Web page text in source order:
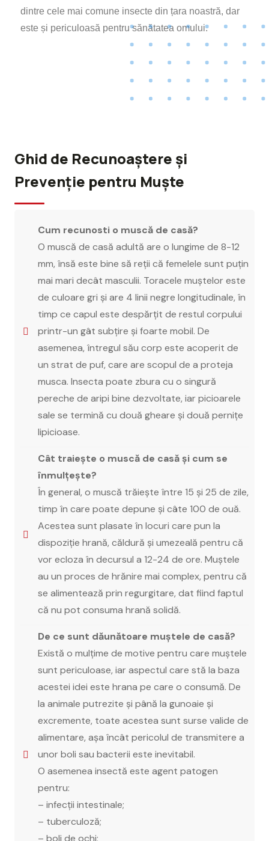
dintre cele mai comune insecte din țara noastră, dar
este și periculoasă pentru sănătatea omului.
Ghid de Recunoaștere și
Prevenție pentru Muște
Cum recunosti o muscă de casă?
O muscă de casă adultă are o lungime de 8-12
mm, însă este bine să reții că femelele sunt puțin
mai mari decât masculii. Toracele muștelor este
de culoare gri și are 4 linii negre longitudinale, în
timp ce capul este despărțit de restul corpului
printr-un gât subțire și foarte mobil. De
asemenea, întregul său corp este acoperit de
un strat de puf, care are scopul de a proteja
musca. Insecta poate zbura cu o singură
pereche de aripi bine dezvoltate, iar picioarele
sale se termină cu două gheare și două pernițe
lipicioase.
Cât traiește o muscă de casă și cum se
înmulțește?
În general, o muscă trăiește între 15 și 25 de zile,
timp în care poate depune și câte 100 de ouă.
Acestea sunt plasate în locuri care pun la
dispoziție hrană, căldură și umezeală pentru că
vor ecloza în decursul a 12-24 de ore. Muștele
au un proces de hrănire mai complex, pentru că
se alimentează prin regurgitare, dat fiind faptul
că nu pot consuma hrană solidă.
De ce sunt dăunătoare muștele de casă?
Există o mulțime de motive pentru care muștele
sunt periculoase, iar aspectul care stă la baza
acestei idei este hrana pe care o consumă. De
la animale putrezite și până la gunoaie și
excremente, toate acestea sunt surse valide de
alimentare, așa încât pericolul de transmitere a
unor boli sau bacterii este inevitabil.
O asemenea insectă este agent patogen
pentru:
– infecții intestinale;
– tuberculoză;
– boli de ochi;